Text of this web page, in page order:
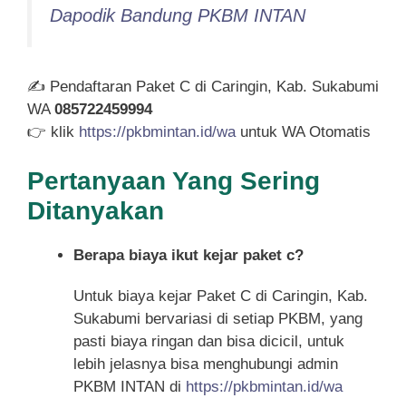
Dapodik Bandung PKBM INTAN
✍ Pendaftaran Paket C di Caringin, Kab. Sukabumi
WA 085722459994
👉 klik https://pkbmintan.id/wa untuk WA Otomatis
Pertanyaan Yang Sering
Ditanyakan
Berapa biaya ikut kejar paket c?
Untuk biaya kejar Paket C di Caringin, Kab.
Sukabumi bervariasi di setiap PKBM, yang
pasti biaya ringan dan bisa dicicil, untuk
lebih jelasnya bisa menghubungi admin
PKBM INTAN di https://pkbmintan.id/wa